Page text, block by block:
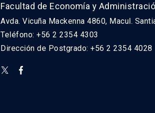
Facultad de Economía y
Avda. Vicuña Mackenna 4860, Macul.
Teléfono: +56 2 2354 4303
Dirección de Postgrado: +56 2 2354 4028